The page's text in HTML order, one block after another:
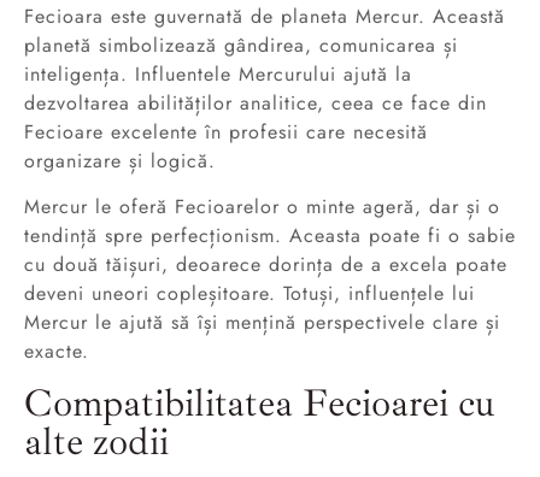
Fecioara este guvernată de planeta Mercur. Această
planetă simbolizează gândirea, comunicarea și
inteligența. Influentele Mercurului ajută la
dezvoltarea abilităților analitice, ceea ce face din
Fecioare excelente în profesii care necesită
organizare și logică.
Mercur le oferă Fecioarelor o minte ageră, dar și o
tendință spre perfecționism. Aceasta poate fi o sabie
cu două tăișuri, deoarece dorința de a excela poate
deveni uneori copleșitoare. Totuși, influențele lui
Mercur le ajută să își mențină perspectivele clare și
exacte.
Compatibilitatea Fecioarei cu
alte zodii